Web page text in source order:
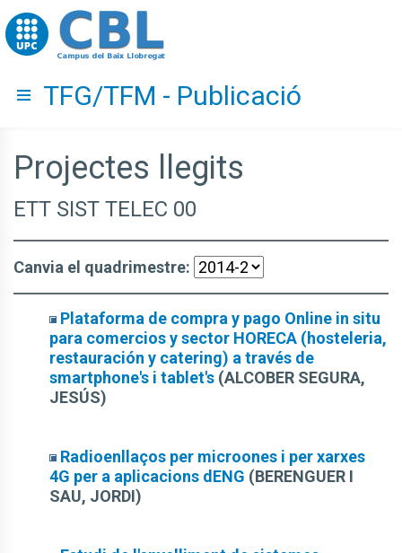
Go to upc.edu
Hide menu
TFG/TFM - Publicació
Projectes llegits
ETT SIST TELEC 00
Canvia el quadrimestre:
Plataforma de compra y pago Online in situ
para comercios y sector HORECA (hosteleria,
restauración y catering) a través de
smartphone's i tablet's (ALCOBER SEGURA,
JESÚS)
Radioenllaços per microones i per xarxes
4G per a aplicacions dENG (BERENGUER I
SAU, JORDI)